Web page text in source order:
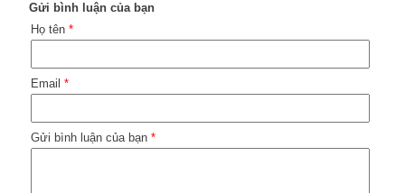
Gửi bình luận của bạn
Họ tên *
Email *
Gửi bình luận của bạn *